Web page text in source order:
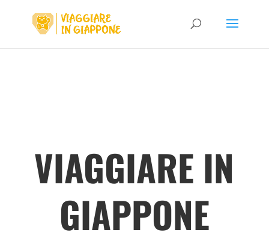
VIAGGIARE IN
GIAPPONE